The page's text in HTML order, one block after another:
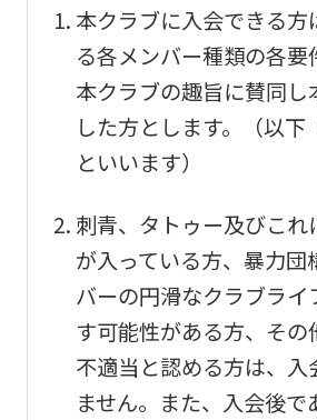
本クラブに入会できる方
る各メンバー種類の各要
本クラブの趣旨に賛同し
した方とします。（以下
といいます）
刺青、タトゥー及びこれ
が入っている方、暴力団
バーの円滑なクラブライ
す可能性がある方、その
不適当と認める方は、入
ません。また、入会後で